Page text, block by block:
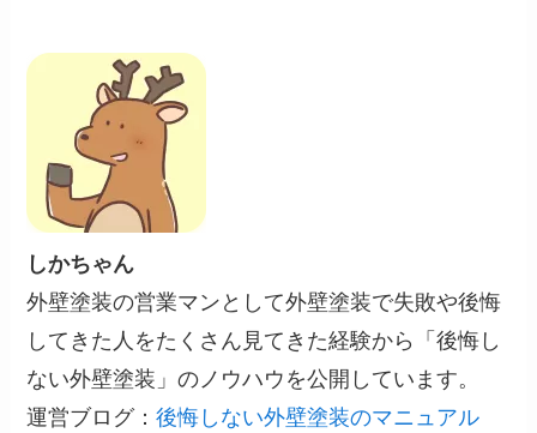
しかちゃん
外壁塗装の営業マンとして外壁塗装で失敗や後悔
してきた人をたくさん見てきた経験から「後悔し
ない外壁塗装」のノウハウを公開しています。
運営ブログ：後悔しない外壁塗装のマニュアル